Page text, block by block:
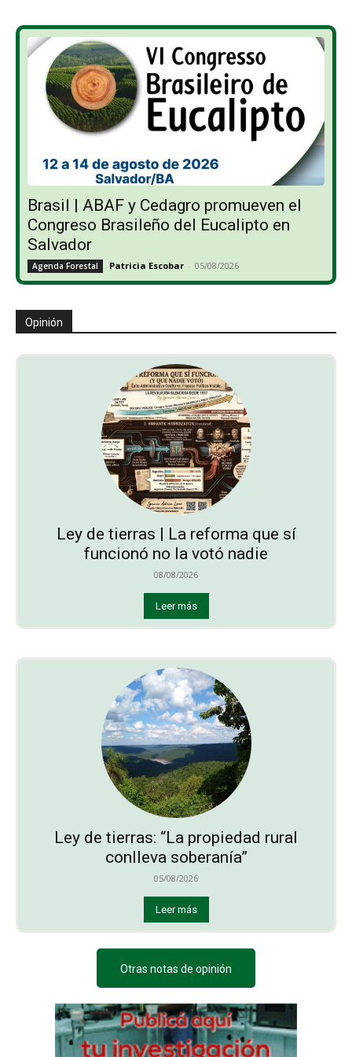
Brasil | ABAF y Cedagro promueven el
Congreso Brasileño del Eucalipto en
Salvador
Agenda Forestal Patricia Escobar - 05/08/2026
Opinión
Ley de tierras | La reforma que sí
funcionó no la votó nadie
08/08/2026
Leer más
Ley de tierras: “La propiedad rural
conlleva soberanía”
05/08/2026
Leer más
Otras notas de opinión